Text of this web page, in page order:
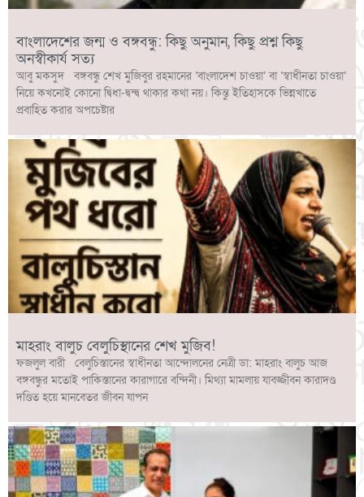
বাংলাদেশের জন্ম ও বঙ্গবন্ধু: কিছু অনুমান, কিছু প্রশ্ন কিছু
অনস্বীকার্য সত্য
আবু মকসুদ বঙ্গবন্ধু শেখ মুজিবুর রহমানের ‘বাংলাদেশ চাওয়া’ বা ‘স্বাধীনতা চাওয়া’
নিয়ে কখনোই কোনো দ্বিধা-দ্বন্দ্ব থাকার কথা নয়। কিন্তু ইতিহাসকে ভিন্নখাতে
প্রবাহিত করার অপচেষ্টার
মাহরাং বালুচ বেলুচিস্থানের শেখ মুজিব!
ফজলুল বারী বেলুচিস্তানের স্বাধীনতা আন্দোলনের নেত্রী ডা: মাহরাং বালুচ আজ
বঙ্গবন্ধুর মতোই পাকিস্তানের কারাগারে বন্দিনী। মিথ্যা মামলায় যাবজ্জীবন কারাদণ্ড
দণ্ডিত হয়ে মানবেতর জীবন যাপন